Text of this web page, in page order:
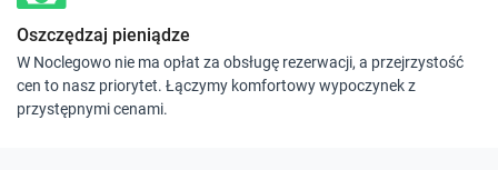
Oszczędzaj pieniądze
W Noclegowo nie ma opłat za obsługę rezerwacji, a przejrzystość
cen to nasz priorytet. Łączymy komfortowy wypoczynek z
przystępnymi cenami.